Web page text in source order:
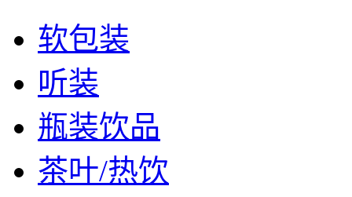
软包装
听装
瓶装饮品
茶叶/热饮